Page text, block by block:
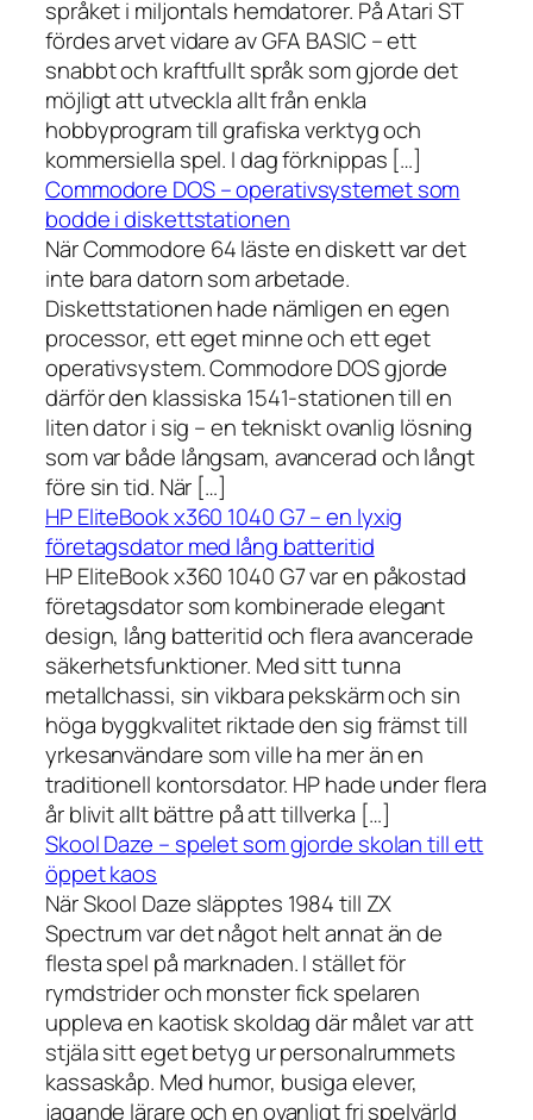
språket i miljontals hemdatorer. På Atari ST
fördes arvet vidare av GFA BASIC – ett
snabbt och kraftfullt språk som gjorde det
möjligt att utveckla allt från enkla
hobbyprogram till grafiska verktyg och
kommersiella spel. I dag förknippas […]
Commodore DOS – operativsystemet som
bodde i diskettstationen
När Commodore 64 läste en diskett var det
inte bara datorn som arbetade.
Diskettstationen hade nämligen en egen
processor, ett eget minne och ett eget
operativsystem. Commodore DOS gjorde
därför den klassiska 1541-stationen till en
liten dator i sig – en tekniskt ovanlig lösning
som var både långsam, avancerad och långt
före sin tid. När […]
HP EliteBook x360 1040 G7 – en lyxig
företagsdator med lång batteritid
HP EliteBook x360 1040 G7 var en påkostad
företagsdator som kombinerade elegant
design, lång batteritid och flera avancerade
säkerhetsfunktioner. Med sitt tunna
metallchassi, sin vikbara pekskärm och sin
höga byggkvalitet riktade den sig främst till
yrkesanvändare som ville ha mer än en
traditionell kontorsdator. HP hade under flera
år blivit allt bättre på att tillverka […]
Skool Daze – spelet som gjorde skolan till ett
öppet kaos
När Skool Daze släpptes 1984 till ZX
Spectrum var det något helt annat än de
flesta spel på marknaden. I stället för
rymdstrider och monster fick spelaren
uppleva en kaotisk skoldag där målet var att
stjäla sitt eget betyg ur personalrummets
kassaskåp. Med humor, busiga elever,
jagande lärare och en ovanligt fri spelvärld